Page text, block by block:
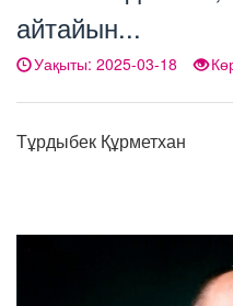
айтайын...
Уақыты: 2025-03-18
Тұрдыбек Құрметхан